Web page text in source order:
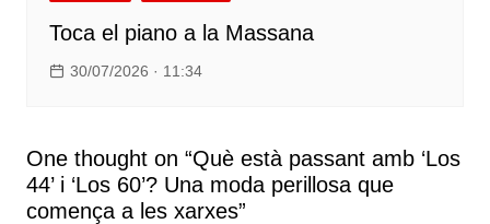
Toca el piano a la Massana
30/07/2026 · 11:34
One thought on “Què està passant amb ‘Los
44’ i ‘Los 60’? Una moda perillosa que
comença a les xarxes”